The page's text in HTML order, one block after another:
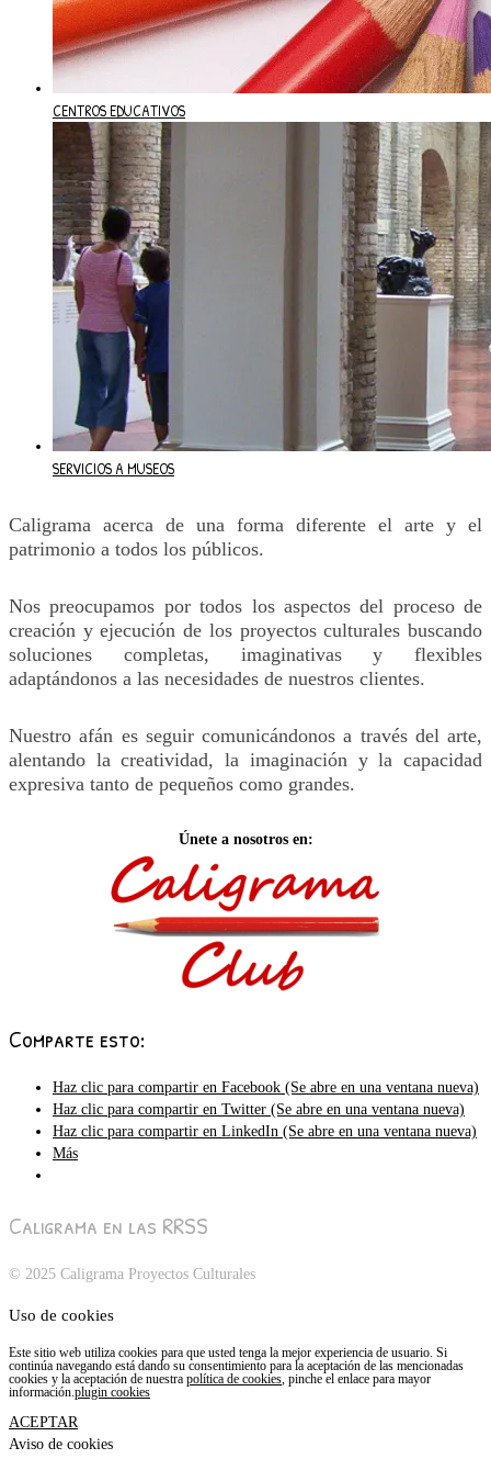
CENTROS EDUCATIVOS
SERVICIOS A MUSEOS
Caligrama acerca de una forma diferente el arte y el
patrimonio a todos los públicos.
Nos preocupamos por todos los aspectos del proceso de
creación y ejecución de los proyectos culturales buscando
soluciones completas, imaginativas y flexibles
adaptándonos a las necesidades de nuestros clientes.
Nuestro afán es seguir comunicándonos a través del arte,
alentando la creatividad, la imaginación y la capacidad
expresiva tanto de pequeños como grandes.
Únete a nosotros en:
Comparte esto:
Haz clic para compartir en Facebook (Se abre en una ventana nueva)
Haz clic para compartir en Twitter (Se abre en una ventana nueva)
Haz clic para compartir en LinkedIn (Se abre en una ventana nueva)
Más
Caligrama en las RRSS
© 2025 Caligrama Proyectos Culturales
Uso de cookies
Este sitio web utiliza cookies para que usted tenga la mejor experiencia de usuario. Si
continúa navegando está dando su consentimiento para la aceptación de las mencionadas
cookies y la aceptación de nuestra política de cookies, pinche el enlace para mayor
información.plugin cookies
ACEPTAR
Aviso de cookies